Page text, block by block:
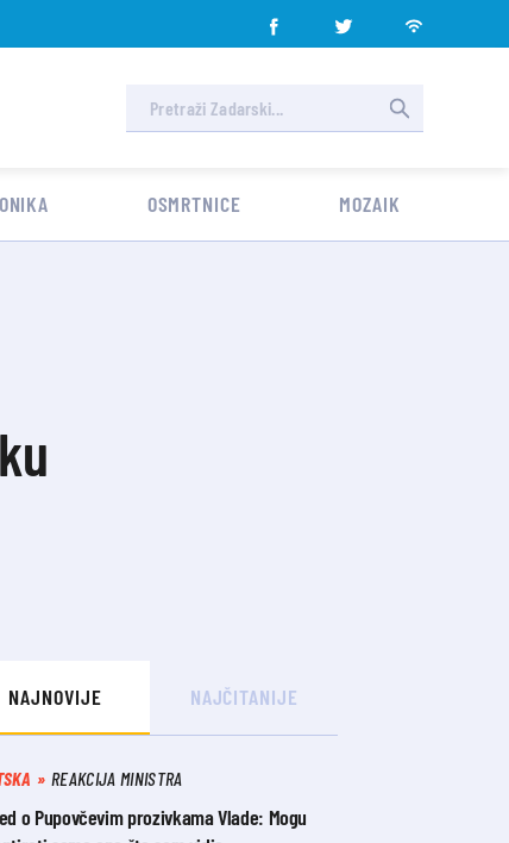
OSMRTNICE MOZAIK
NAJNOVIJE NAJČITANIJE
REAKCIJA MINISTRA
o Pupovčevim prozivkama Vlade: Mogu